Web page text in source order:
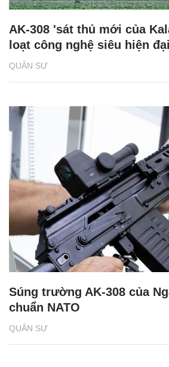
QUÂN SỰ
AK-308 'sát thủ mới của
loạt công nghệ siêu hiện đại
QUÂN SỰ
Súng trường AK-308 của
chuẩn NATO